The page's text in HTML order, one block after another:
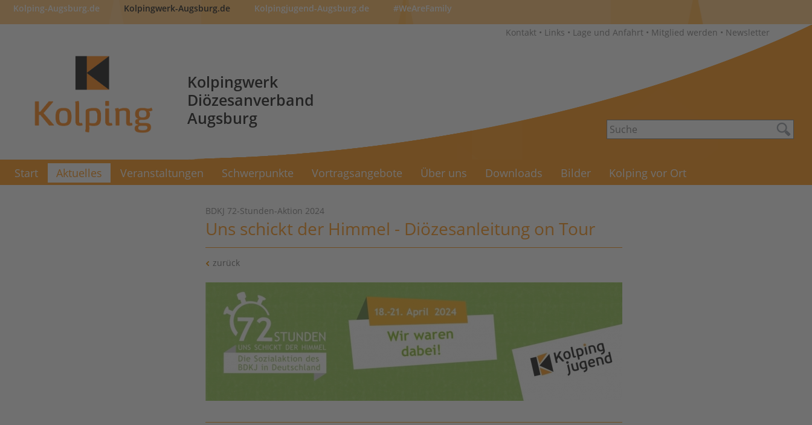
Kolping-Augsburg.de Kolpingwerk-Augsburg.de Kolpingjugend-Augsburg.de #WeAreFamily
Kontakt • Links • Lage und Anfahrt • Mitglied werden • Newsletter
Kolpingwerk
Diözesanverband
Augsburg
Start Aktuelles Veranstaltungen Schwerpunkte Vortragsangebote Über uns Downloads Bilder Kolping vor Ort
BDKJ 72-Stunden-Aktion 2024
Uns schickt der Himmel - Diözesanleitung on Tour
zurück